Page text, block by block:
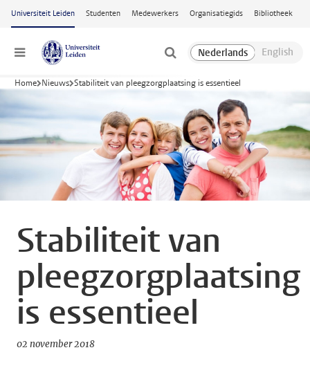
Ga naar hoofdinhoud
Universiteit Leiden Studenten Medewerkers Organisatiegids Bibliotheek
Menu
Home Nieuws Stabiliteit van pleegzorgplaatsing is essentieel
Stabiliteit van
pleegzorgplaatsing
is essentieel
02 november 2018